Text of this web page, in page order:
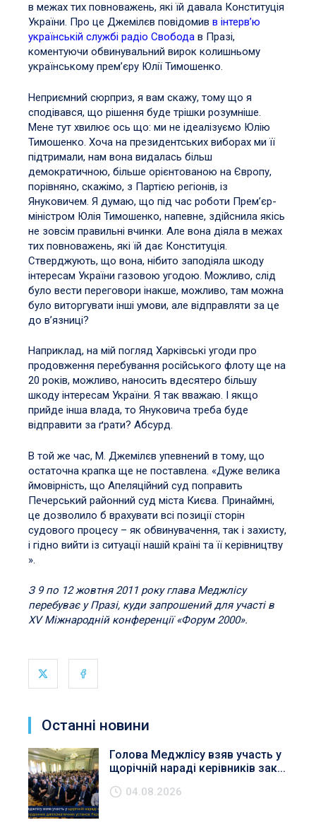
в межах тих повноважень, які їй давала Конституція
України. Про це Джемілєв повідомив в інтерв’ю
українській службі радіо Свобода в Празі,
коментуючи обвинувальний вирок колишньому
українському прем’єру Юлії Тимошенко.
Неприємний сюрприз, я вам скажу, тому що я
сподівався, що рішення буде трішки розумніше.
Мене тут хвилює ось що: ми не ідеалізуємо Юлію
Тимошенко. Хоча на президентських виборах ми її
підтримали, нам вона видалась більш
демократичною, більше орієнтованою на Європу,
порівняно, скажімо, з Партією регіонів, із
Януковичем. Я думаю, що під час роботи Прем’єр-
міністром Юлія Тимошенко, напевне, здійснила якісь
не зовсім правильні вчинки. Але вона діяла в межах
тих повноважень, які їй дає Конституція.
Стверджують, що вона, нібито заподіяла шкоду
інтересам України газовою угодою. Можливо, слід
було вести переговори інакше, можливо, там можна
було виторгувати інші умови, але відправляти за це
до в’язниці?
Наприклад, на мій погляд Харківські угоди про
продовження перебування російського флоту ще на
20 років, можливо, наносить вдесятеро більшу
шкоду інтересам України. Я так вважаю. І якщо
прийде інша влада, то Януковича треба буде
відправити за ґрати? Абсурд.
В той же час, М. Джемілєв упевнений в тому, що
остаточна крапка ще не поставлена. «Дуже велика
ймовірність, що Апеляційний суд поправить
Печерський районний суд міста Києва. Принаймні,
це дозволило б врахувати всі позиції сторін
судового процесу – як обвинувачення, так і захисту,
і гідно вийти із ситуації нашій країні та її керівництву
».
З 9 по 12 жовтня 2011 року глава Меджлісу
перебуває у Празі, куди запрошений для участі в
XV Міжнародній конференції «Форум 2000».
Останні новини
Голова Меджлісу взяв участь у
щорічній нараді керівників зак...
04.08.2026